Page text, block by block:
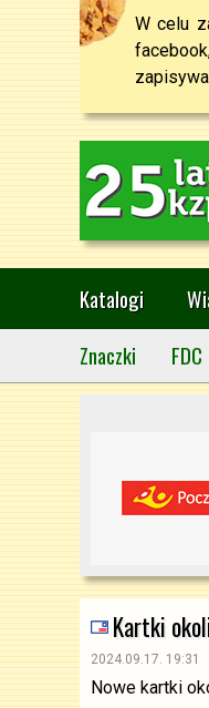
W celu
Katalogi
Znaczki
FDC
Kartki
2024.09.17. 19:31
Nowe kartki